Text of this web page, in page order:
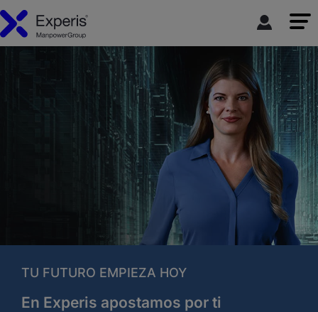
TU FUTURO EMPIEZA HOY
En Experis apostamos por ti